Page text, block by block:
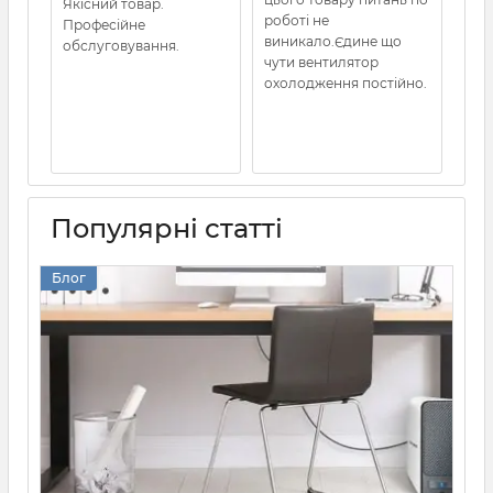
Якісний товар.
Професійне
обслуговування.
роботі не
виникало.Єдине що
чути вентилятор
охолодження постійно.
Популярні статті
Блог